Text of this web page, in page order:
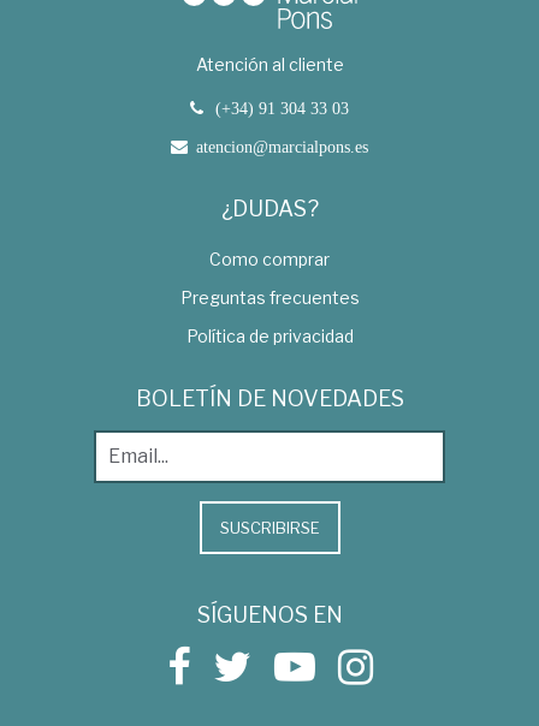
Atención al cliente
(+34) 91 304 33 03
atencion@marcialpons.es
¿DUDAS?
Como comprar
Preguntas frecuentes
Política de privacidad
BOLETÍN DE NOVEDADES
SUSCRIBIRSE
SÍGUENOS EN